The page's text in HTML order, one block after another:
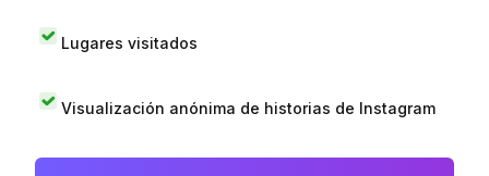
Lugares visitados
Visualización anónima de historias de Instagram